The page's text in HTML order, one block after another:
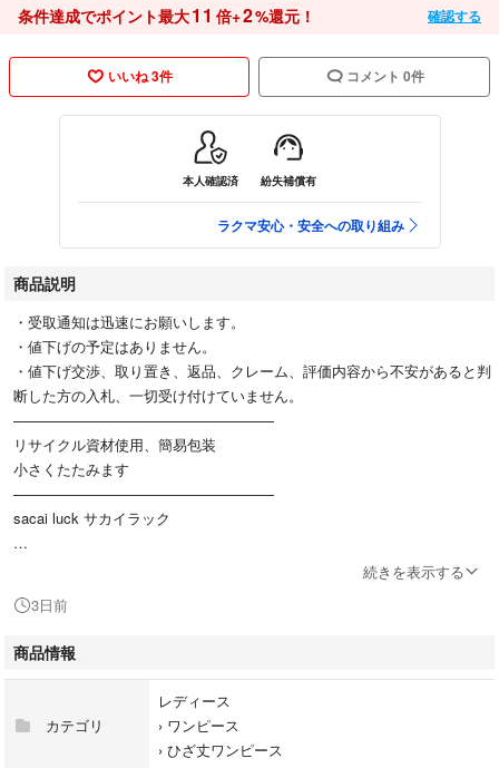
条件達成でポイント最大11 倍+2%還元！ 確認する
いいね 3件 コメント 0件
本人確認済 紛失補償有
ラクマ安心・安全への取り組み
商品説明
・受取通知は迅速にお願いします。
・値下げの予定はありません。
・値下げ交渉、取り置き、返品、クレーム、評価内容から不安があると判
断した方の入札、一切受け付けていません。
——————————————————
リサイクル資材使用、簡易包装
小さくたたみます
——————————————————
sacai luck サカイラック
1度着用後クリーニング済みですが、クリーニングタグは取り外してたた
み保管しておりました
ハンガーはつきません
続きを表示する
3日前
商品情報
カテゴリ
レディース
› ワンピース
› ひざ丈ワンピース